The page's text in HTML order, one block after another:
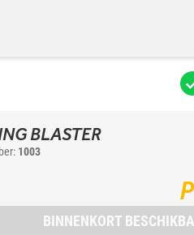
BLASTER
1003
BINNENKORT